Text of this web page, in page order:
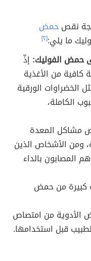
نقصحمض
ما يلي:[٢]
حمض الفوليك: إذّ
كافية من الأغذية
الورقية
الكاملة،
مشاكل المعدة
ومن الأشخاص الذين
المصابون بالداء
كبيرة من حمض
الأدوية من امتصاص
قبل استخدامها.